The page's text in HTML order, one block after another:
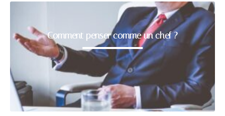
Comment penser comme un chef ?